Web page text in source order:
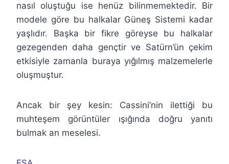
nasıl oluştuğu ise henüz bilinmemektedir. Bir
modele göre bu halkalar Güneş Sistemi kadar
yaşlıdır. Başka bir fikre göreyse bu halkalar
gezegenden daha gençtir ve Satürn’ün çekim
etkisiyle zamanla buraya yığılmış malzemelerle
oluşmuştur.
Ancak bir şey kesin: Cassini’nin ilettiği bu
muhteşem görüntüler ışığında doğru yanıtı
bulmak an meselesi.